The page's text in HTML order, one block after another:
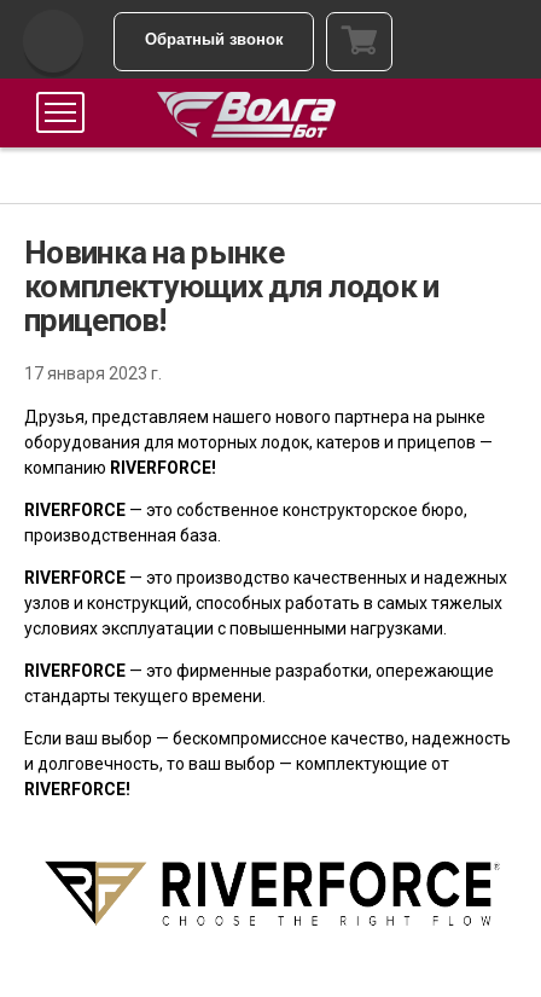
Обратный звонок
Новинка на рынке
комплектующих для лодок и
прицепов!
17 января 2023 г.
Друзья, представляем нашего нового партнера на рынке
оборудования для моторных лодок, катеров и прицепов —
компанию RIVERFORCE!
RIVERFORCE — это собственное конструкторское бюро,
производственная база.
RIVERFORCE — это производство качественных и надежных
узлов и конструкций, способных работать в самых тяжелых
условиях эксплуатации с повышенными нагрузками.
RIVERFORCE — это фирменные разработки, опережающие
стандарты текущего времени.
Если ваш выбор — бескомпромиссное качество, надежность
и долговечность, то ваш выбор — комплектующие от
RIVERFORCE!